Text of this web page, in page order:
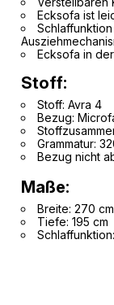
Ecksofa ist
Ecksofa in
Stoff:
Stoff: Avra 4
Bezug:
Grammatur:
Bezug nicht
Maße:
Breite: 270 cm
Tiefe: 195 cm